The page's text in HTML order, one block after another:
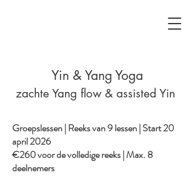
Yin & Yang Yoga
zachte Yang flow & assisted Yin
Groepslessen | Reeks van 9 lessen | Start 20
april 2026
€260 voor de volledige reeks | Max. 8
deelnemers